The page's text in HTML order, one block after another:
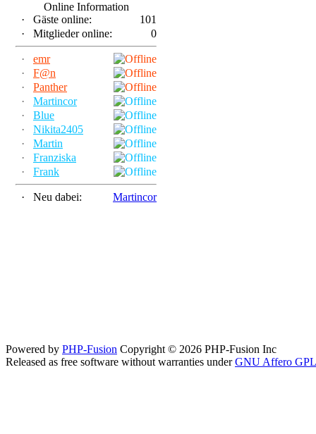
Online Information
·
Gäste online:
101
·
Mitglieder online: 0
·
emr
·
F@n
·
Panther
·
Martincor
·
Blue
·
Nikita2405
·
Martin
·
Franziska
·
Frank
· Neu dabei: Martincor
Powered by PHP-Fusion Copyright © 2026 PHP-Fusion Inc
Released as free software without warranties underGNU Affero GPL